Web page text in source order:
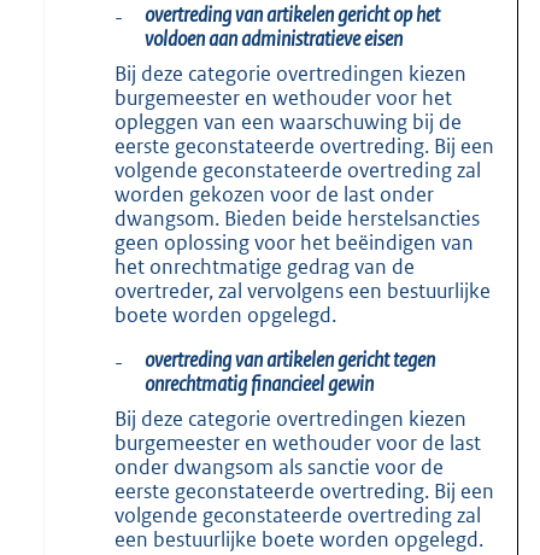
-
overtreding van artikelen gericht op het
voldoen aan administratieve eisen
Bij deze categorie overtredingen kiezen
burgemeester en wethouder voor het
opleggen van een waarschuwing bij de
eerste geconstateerde overtreding. Bij een
volgende geconstateerde overtreding zal
worden gekozen voor de last onder
dwangsom. Bieden beide herstelsancties
geen oplossing voor het beëindigen van
het onrechtmatige gedrag van de
overtreder, zal vervolgens een bestuurlijke
boete worden opgelegd.
-
overtreding van artikelen gericht tegen
onrechtmatig financieel gewin
Bij deze categorie overtredingen kiezen
burgemeester en wethouder voor de last
onder dwangsom als sanctie voor de
eerste geconstateerde overtreding. Bij een
volgende geconstateerde overtreding zal
een bestuurlijke boete worden opgelegd.